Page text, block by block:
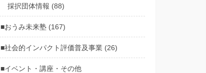
採択団体情報 (88)
■おうみ未来塾 (167)
■社会的インパクト評価普及事業 (26)
■イベント・講座・その他